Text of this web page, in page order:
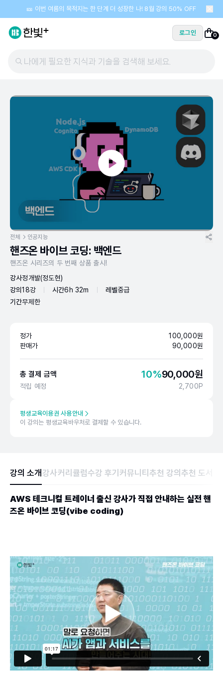
🎫 이번 여름의 목적지는 한 단계 더 성장한 나! 8월 강의 50% OFF
로그인 0
나에게 필요한 지식과 기술을 검색해 보세요.
전체 인공지능
핸즈온 바이브 코딩: 백엔드
핸즈온 시리즈의 두 번째 상품 출시!
강사정개발(정도현)
강의18강 시간6h 32m 레벨중급
기간무제한
정가 100,000원
판매가
90,000원
총 결제 금액 10%90,000원
적립 예정 2,700P
평생교육이용권 사용안내
이 강의는 평생교육바우처로 결제할 수 있습니다.
강의 소개 강사커리큘럼수강 후기 커뮤니티 추천 강의 추천 도서
AWS 테크니컬 트레이너 출신 강사가 직접 안내하는 실전 핸
즈온 바이브 코딩(vibe coding)